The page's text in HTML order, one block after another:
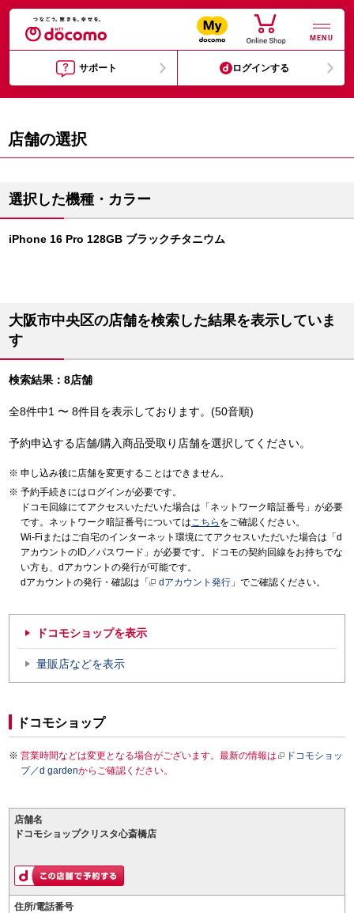
MENU
サポート ログインする
店舗の選択
選択した機種・カラー
iPhone 16 Pro 128GB ブラックチタニウム
大阪市中央区の店舗を検索した結果を表示していま
す
検索結果：8店舗
全8件中1 〜 8件目を表示しております。(50音順)
予約申込する店舗/購入商品受取り店舗を選択してください。
申し込み後に店舗を変更することはできません。
予約手続きにはログインが必要です。
ドコモ回線にてアクセスいただいた場合は「ネットワーク暗証番号」が必要
です。ネットワーク暗証番号についてはこちら をご確認ください。
Wi-Fiまたはご自宅のインターネット環境にてアクセスいただいた場合は「d
アカウントのID／パスワード」が必要です。ドコモの契約回線をお持ちでな
い方も、dアカウントの発行が可能です。
dアカウントの発行・確認は「
dアカウント発行 」でご確認ください。
ドコモショップを表示
量販店などを表示
ドコモショップ
営業時間などは変更となる場合がございます。最新の情報は
ドコモショッ
プ／d gardenからご確認ください。
店舗名
ドコモショップクリスタ心斎橋店
住所/電話番号